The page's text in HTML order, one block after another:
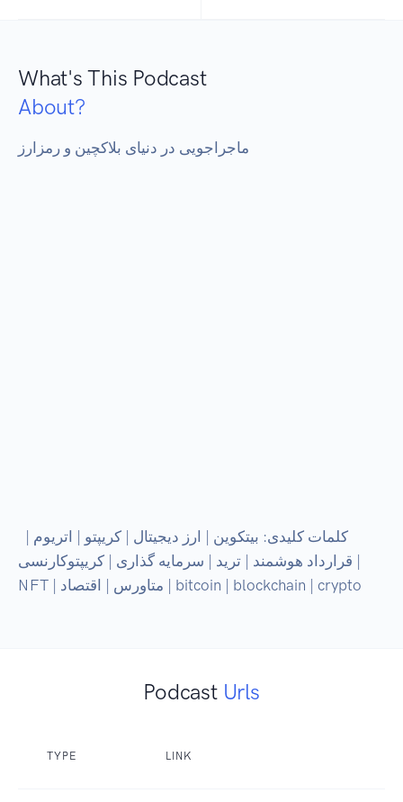
What's This Podcast
About?
ماجراجویی در دنیای بلاکچین و رمزارز
قرارداد هوشمند | ترید | سرمایه گذاری | کریپتوکارنسی |
NFT | متاورس | اقتصاد | bitcoin | blockchain | crypto
Podcast Urls
TYPE LINK